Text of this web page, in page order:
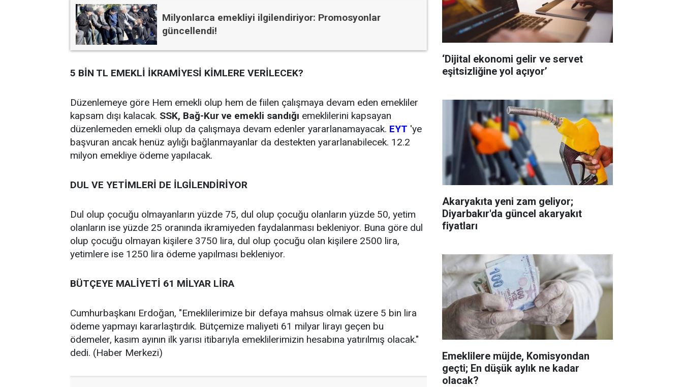
Milyonlarca emekliyi ilgilendiriyor: Promosyonlar
güncellendi!
5 BİN TL EMEKLİ İKRAMİYESİ KİMLERE VERİLECEK?
Düzenlemeye göre Hem emekli olup hem de fiilen çalışmaya devam eden emekliler
kapsam dışı kalacak. SSK, Bağ-Kur ve emekli sandığı emeklilerini kapsayan
düzenlemeden emekli olup da çalışmaya devam edenler yararlanamayacak. EYT 'ye
başvuran ancak henüz aylığı bağlanmayanlar da destekten yararlanabilecek. 12.2
milyon emekliye ödeme yapılacak.
DUL VE YETİMLERİ DE İLGİLENDİRİYOR
Dul olup çocuğu olmayanların yüzde 75, dul olup çocuğu olanların yüzde 50, yetim
olanların ise yüzde 25 oranında ikramiyeden faydalanması bekleniyor. Buna göre dul
olup çocuğu olmayan kişilere 3750 lira, dul olup çocuğu olan kişilere 2500 lira,
yetimlere ise 1250 lira ödeme yapılması bekleniyor.
BÜTÇEYE MALİYETİ 61 MİLYAR LİRA
Cumhurbaşkanı Erdoğan, "Emeklilerimize bir defaya mahsus olmak üzere 5 bin lira
ödeme yapmayı kararlaştırdık. Bütçemize maliyeti 61 milyar lirayı geçen bu
ödemeler, kasım ayının ilk yarısı itibarıyla emeklilerimizin hesabına yatırılmış olacak."
dedi. (Haber Merkezi)
‘Dijital ekonomi gelir ve servet
eşitsizliğine yol açıyor’
Akaryakıta yeni zam geliyor;
Diyarbakır'da güncel akaryakıt
fiyatları
Emeklilere müjde, Komisyondan
geçti; En düşük aylık ne kadar
olacak?